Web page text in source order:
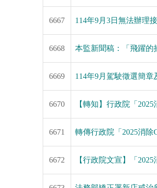
6667 114年9月3日無法辦理
6668 本監新聞稿：「飛躍的
6669 114年9月駕駛徵選簡章
6670 【轉知】行政院「
6671 轉傳行政院「2025消除
6672 【行政院文宣】「